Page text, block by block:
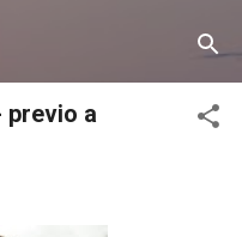
previo a